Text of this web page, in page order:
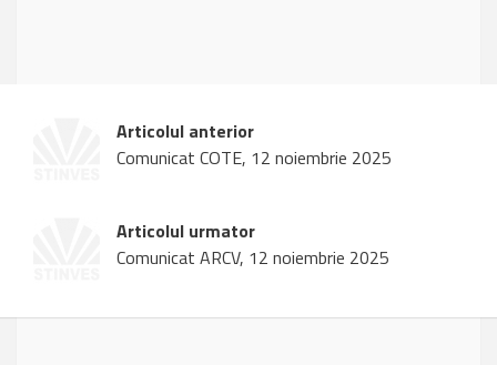
Articolul anterior
Comunicat COTE, 12 noiembrie 2025
Articolul urmator
Comunicat ARCV, 12 noiembrie 2025